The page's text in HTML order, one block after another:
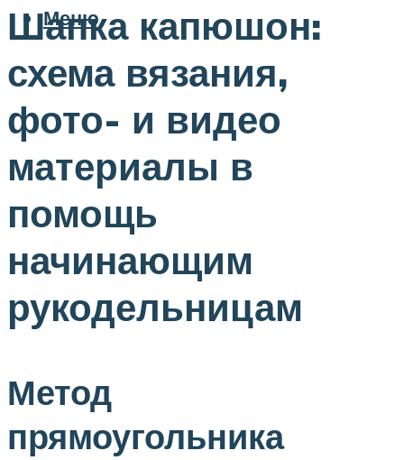
Меню
Шапка капюшон:
схема вязания,
фото- и видео
материалы в
помощь
начинающим
рукодельницам
Метод
прямоугольника